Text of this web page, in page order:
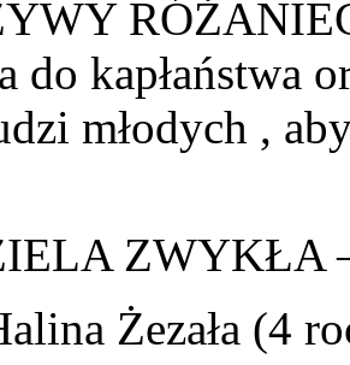
do kapłaństwa
młodych ,
ZWYKŁA
Żezała (4